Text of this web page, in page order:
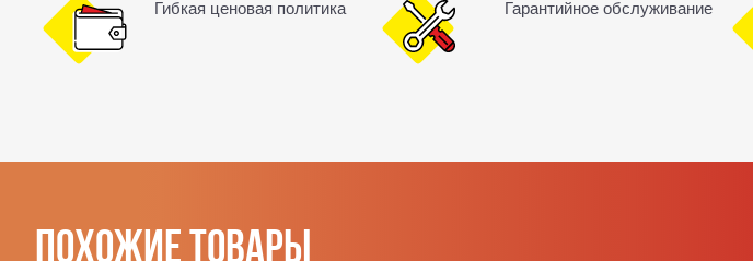
Гибкая ценовая политика Гарантийное обслуживание
Похожие товары